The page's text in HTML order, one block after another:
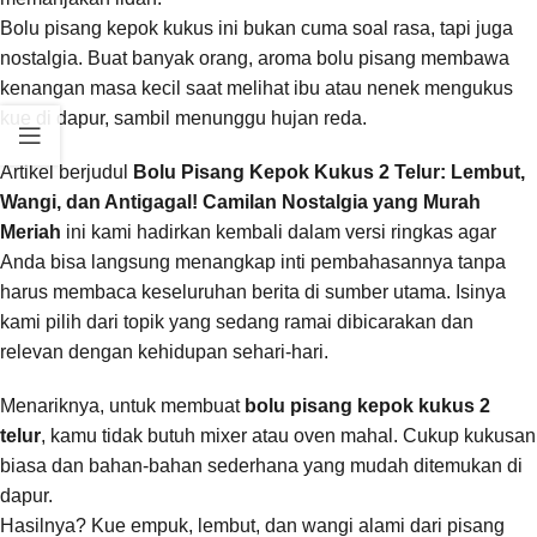
Bolu pisang kepok kukus ini bukan cuma soal rasa, tapi juga
nostalgia. Buat banyak orang, aroma bolu pisang membawa
kenangan masa kecil saat melihat ibu atau nenek mengukus
kue di dapur, sambil menunggu hujan reda.
Artikel berjudul
Bolu Pisang Kepok Kukus 2 Telur: Lembut,
Wangi, dan Antigagal! Camilan Nostalgia yang Murah
Meriah ini kami hadirkan kembali dalam versi ringkas agar
Anda bisa langsung menangkap inti pembahasannya tanpa
harus membaca keseluruhan berita di sumber utama. Isinya
kami pilih dari topik yang sedang ramai dibicarakan dan
relevan dengan kehidupan sehari-hari.
Menariknya, untuk membuat bolu pisang kepok kukus 2
telur, kamu tidak butuh mixer atau oven mahal. Cukup kukusan
biasa dan bahan-bahan sederhana yang mudah ditemukan di
dapur.
Hasilnya? Kue empuk, lembut, dan wangi alami dari pisang